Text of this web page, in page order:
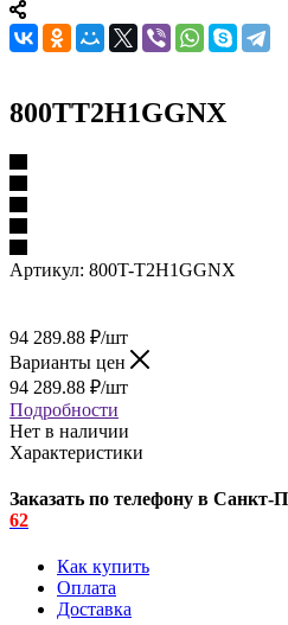
800TT2H1GGNX
Артикул: 800T-T2H1GGNX
94 289.88 ₽/шт
Варианты цен
94 289.88 ₽/шт
Подробности
Нет в наличии
Характеристики
Заказать по телефону в Санкт-
62
Как купить
Оплата
Доставка